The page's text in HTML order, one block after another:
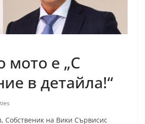
мото е „С
в детайла!“
Собственик на Вики Сървисис